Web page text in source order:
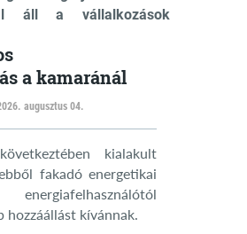
áll a vállalkozások
a kamaránál
augusztus 04.
kialakult
fakadó energetikai
hozzáállást kívánnak.